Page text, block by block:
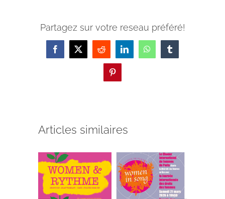
Partagez sur votre reseau préféré!
Facebook
X Reddit LinkedInWhatsAppTumblr
Pinterest
Articles similaires